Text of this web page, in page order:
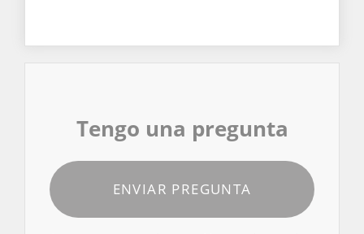
Tengo una pregunta
ENVIAR PREGUNTA